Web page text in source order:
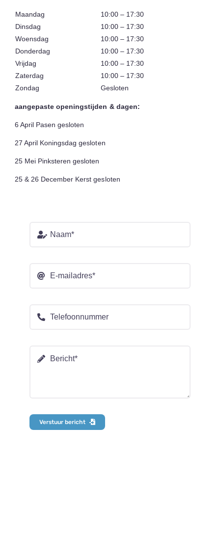
Maandag
10:00 – 17:30
Dinsdag
10:00 – 17:30
Woensdag
10:00 – 17:30
Donderdag
10:00 – 17:30
Vrijdag
10:00 – 17:30
Zaterdag
10:00 – 17:30
Zondag
Gesloten
aangepaste openingstijden & dagen:
6 April Pasen gesloten
27 April Koningsdag gesloten
25 Mei Pinksteren gesloten
25 & 26 December Kerst gesloten
Verstuur bericht